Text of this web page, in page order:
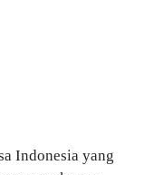
Indonesia yang